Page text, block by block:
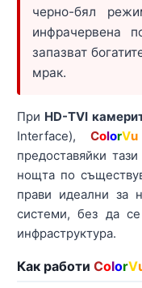
черно-бял
инфрачервена
запазват
мрак.
При HD-TVI
Interface), ColorVu
предоставяйки
нощта по
прави идеални за
системи, без да
инфраструктура.
Как работиColorV